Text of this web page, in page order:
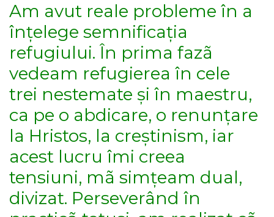
Am avut reale probleme în a
înțelege semnificația
refugiului. În prima fazã
vedeam refugierea în cele
trei nestemate și în maestru,
ca pe o abdicare, o renunțare
la Hristos, la creștinism, iar
acest lucru îmi creea
tensiuni, mã simțeam dual,
divizat. Perseverând în